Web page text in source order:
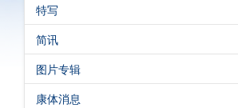
English
特写
简讯
图片专辑
康体消息